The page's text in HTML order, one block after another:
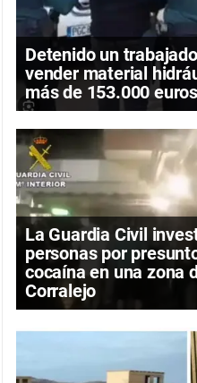
Detenido un
vender material
más de 153.000
La Guardia Civil
personas por
cocaína en una zona
Corralejo